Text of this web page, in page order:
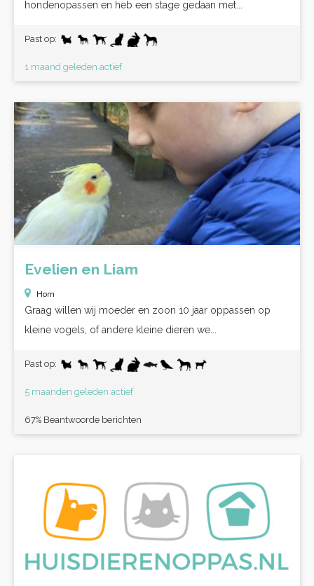
hondenopassen en heb een stage gedaan met...
Past op:
1 maand geleden actief
Evelien en Liam
Horn
Graag willen wij moeder en zoon 10 jaar oppassen op
kleine vogels, of andere kleine dieren we...
Past op:
5 maanden geleden actief
67% Beantwoorde berichten